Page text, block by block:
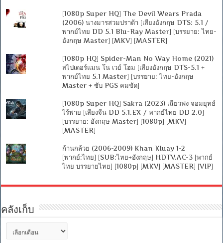
[1080p Super HQ] The Devil Wears Prada
(2006) นางมารสวมปราด้า [เสียงอังกฤษ DTS: 5.1 /
พากย์ไทย DD 5.1 Blu-Ray Master] [บรรยาย: ไทย-
อังกฤษ Master] [MKV] [MASTER]
[1080p HQ] Spider-Man No Way Home (2021)
สไปเดอร์แมน โน เวย์ โฮม [เสียงอังกฤษ DTS-5.1 +
พากย์ไทย 5.1 Master] [บรรยาย: ไทย-อังกฤษ
Master + ซับ PGS คมชัด]
[1080p Super HQ] Sakra (2023) เฉียวฟง จอมยุทธ์
ไร้พ่าย [เสียงจีน DD 5.1.EX / พากย์ไทย DD 2.0]
[บรรยาย: อังกฤษ Master] [1080p] [MKV]
[MASTER]
ก้านกล้วย (2006-2009) Khan Kluay 1-2
[พากย์:ไทย] [SUB:ไทย+อังกฤษ] HDTV.AC-3 [พากย์
ไทย บรรยายไทย] [1080p] [MKV] [MASTER] [VIP]
คลังเก็บ
เก็บ